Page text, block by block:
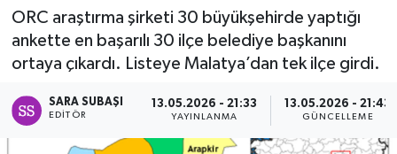
ORC araştırma şirketi 30 büyükşehirde yaptığı
ankette en başarılı 30 ilçe belediye başkanını
ortaya çıkardı. Listeye Malatya’dan tek ilçe girdi.
SARA SUBAŞI
EDITÖR
13.05.2026 - 21:33
YAYINLANMA
13.05.2026 - 21:43
GÜNCELLEME